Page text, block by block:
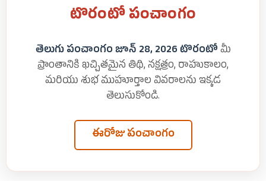
టొరంటో పంచాంగం
తెలుగు పంచాంగం జూన్ 28, 2026 టొరంటో మీ
ప్రాంతానికి ఖచ్చితమైన తిథి, నక్షత్రం, రాహుకాలం,
మరియు శుభ ముహూర్తాల వివరాలను ఇక్కడ
తెలుసుకోండి.
ఈరోజు పంచాంగం